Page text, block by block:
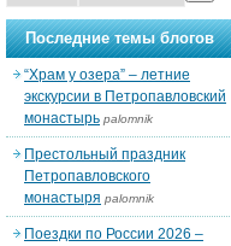
Последние темы блогов
“Храм у озера” – летние
экскурсии в Петропавловский
монастырь palomnik
Престольный праздник
Петропавловского
монастыря palomnik
Поездки по России 2026 –